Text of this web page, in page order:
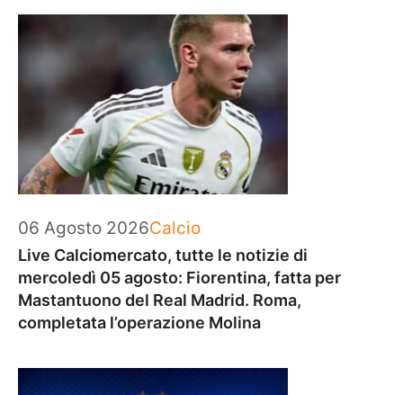
06 Agosto 2026Categorie
Calcio
Live Calciomercato, tutte le notizie di
mercoledì 05 agosto: Fiorentina, fatta per
Mastantuono del Real Madrid. Roma,
completata l’operazione Molina